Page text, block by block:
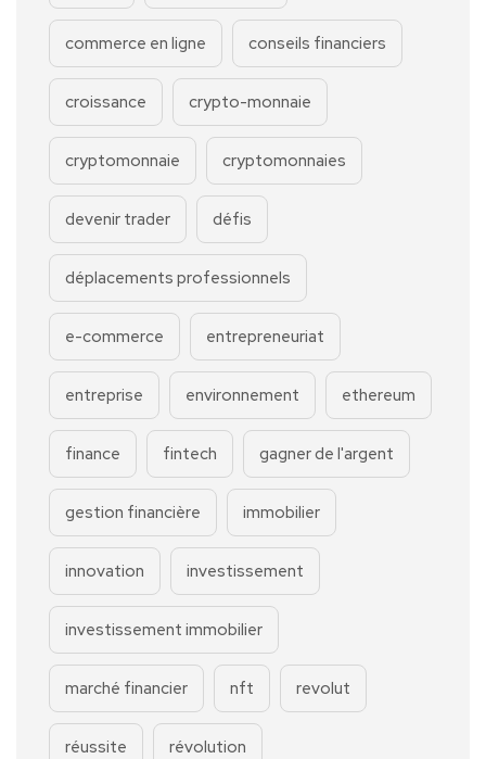
commerce en ligne conseils financiers
croissance crypto-monnaie
cryptomonnaie cryptomonnaies
devenir trader défis
déplacements professionnels
e-commerce entrepreneuriat
entreprise environnement ethereum
finance fintech gagner de l'argent
gestion financière immobilier
innovation investissement
investissement immobilier
marché financier nft revolut
réussite révolution